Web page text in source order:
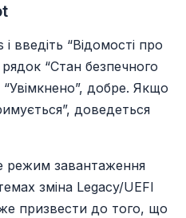
введіть “Відомості про
рядок “Стан безпечного
добре. Якщо
доведеться
режим завантаження
зміна Legacy/UEFI
призвести до того, що